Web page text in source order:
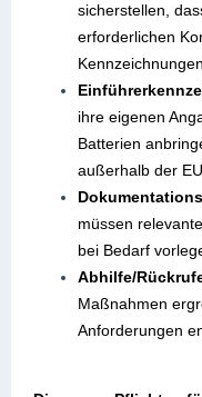
sicherstellen,
erforderlichen
ihre eigenen
Batterien
außerhalb der
müssen
bei Bedarf
Abhilfe/
Maßnahmen
Anforderungen